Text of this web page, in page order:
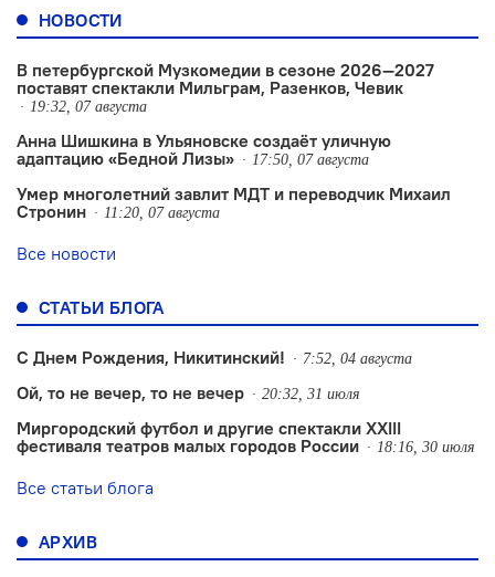
НОВОСТИ
В петербургской Музкомедии в сезоне 2026—2027
поставят спектакли Мильграм, Разенков, Чевик
19:32, 07 августа
Анна Шишкина в Ульяновске создаëт уличную
адаптацию «Бедной Лизы»
17:50, 07 августа
Умер многолетний завлит МДТ и переводчик Михаил
Стронин
11:20, 07 августа
Все новости
СТАТЬИ БЛОГА
С Днем Рождения, Никитинский! 7:52, 04 августа
Ой, то не вечер, то не вечер 20:32, 31 июля
Миргородский футбол и другие спектакли XXIII
фестиваля театров малых городов России
18:16, 30 июля
Все статьи блога
АРХИВ